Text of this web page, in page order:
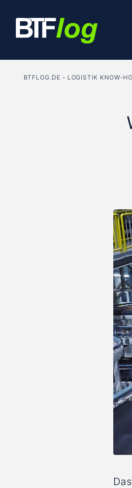
BTFLOG.DE LOGISTIK KNOW-